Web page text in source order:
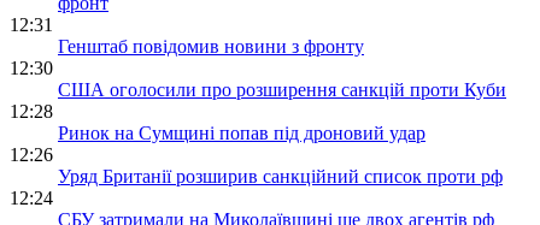
12:31
Генштаб повідомив новини з фронту
12:30
США оголосили про розширення санкцій проти Куби
12:28
Ринок на Сумщині попав під дроновий удар
12:26
Уряд Британії розширив санкційний список проти рф
12:24
СБУ затримали на Миколаївщині ще двох агентів рф